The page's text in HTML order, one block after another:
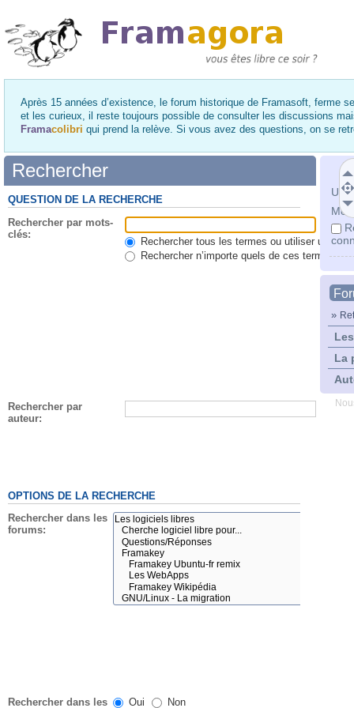
Après 15 années d’existence, le forum historique de Framasoft, ferme
et les curieux, il reste toujours possible de consulter les discussions
Framacolibri qui prend la relève. Si vous avez des questions, on se
Mot
»
La
Rechercher
QUESTION DE LA RECHERCHE
Rechercher par mots-
clés:
Rechercher tous les termes ou utiliser une
Rechercher n’importe quels de ces termes
Rechercher par
auteur:
OPTIONS DE LA RECHERCHE
Rechercher dans les
forums:
Rechercher dans les Oui Non